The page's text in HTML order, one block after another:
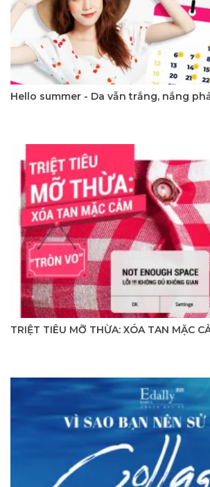
Hello summer - Da vẫn trắng, nắng
TRIỆT TIÊU MỠ THỪA: XÓA TAN MẶC